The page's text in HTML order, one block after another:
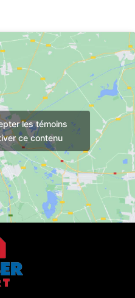
les témoins
ce contenu